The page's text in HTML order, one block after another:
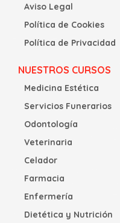
Aviso Legal
Política de Cookies
Política de Privacidad
NUESTROS CURSOS
Medicina Estética
Servicios Funerarios
Odontología
Veterinaria
Celador
Farmacia
Enfermería
Dietética y Nutrición